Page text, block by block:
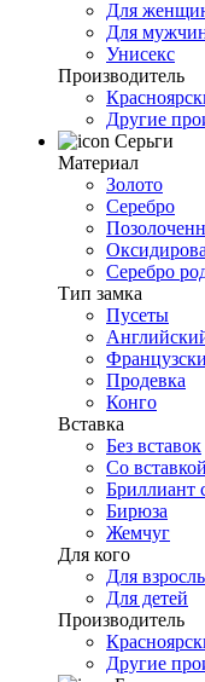
Для
Для
Унисекс
Производитель
Другие
Серьги
Материал
Золото
Серебро
Серебро
Тип замка
Пусеты
Продевка
Конго
Вставка
Без вставок
Со вставкой
Бриллиант
Бирюза
Жемчуг
Для кого
Для
Для детей
Производитель
Другие